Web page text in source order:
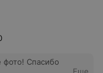
фото! Спасибо